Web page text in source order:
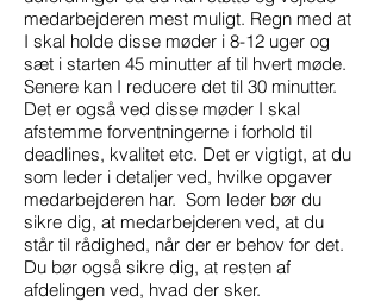
medarbejderen mest muligt. Regn med at
I skal holde disse møder i 8-12 uger og
sæt i starten 45 minutter af til hvert møde.
Senere kan I reducere det til 30 minutter.
Det er også ved disse møder I skal
afstemme forventningerne i forhold til
deadlines, kvalitet etc. Det er vigtigt, at du
som leder i detaljer ved, hvilke opgaver
medarbejderen har. Som leder bør du
sikre dig, at medarbejderen ved, at du
står til rådighed, når der er behov for det.
Du bør også sikre dig, at resten af
afdelingen ved, hvad der sker.